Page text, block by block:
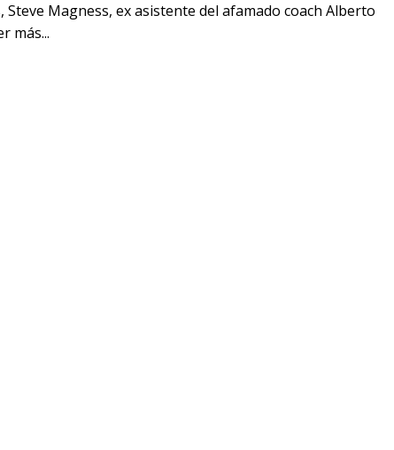
Steve Magness, ex asistente del afamado coach Alberto
más...